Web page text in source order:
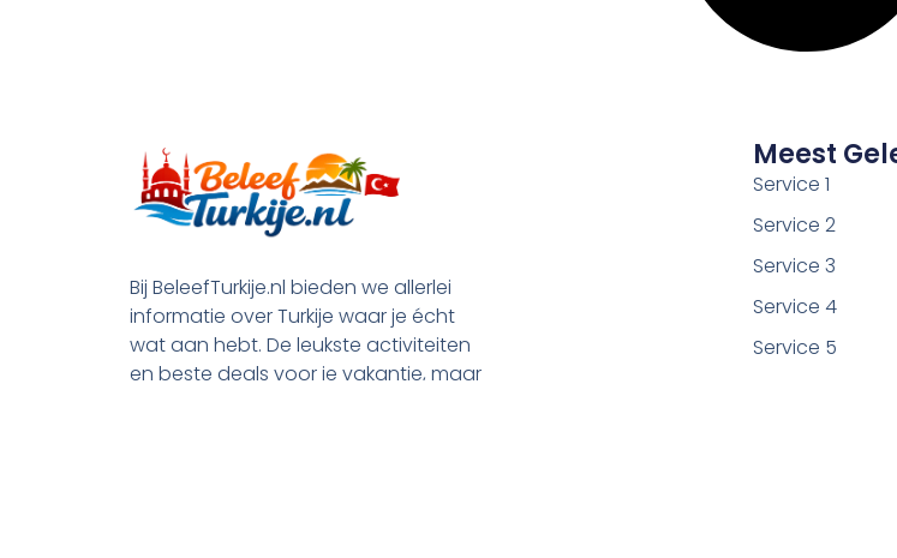
Bij BeleefTurkije.nl bieden we allerlei
informatie over Turkije waar je écht
wat aan hebt. De leukste activiteiten
en beste deals voor je vakantie, maar
Meest
Service 1
Service 2
Service 3
Service 4
Service 5